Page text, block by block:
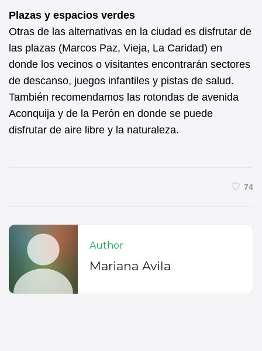
Plazas y espacios verdes
Otras de las alternativas en la ciudad es disfrutar de
las plazas (Marcos Paz, Vieja, La Caridad) en
donde los vecinos o visitantes encontrarán sectores
de descanso, juegos infantiles y pistas de salud.
También recomendamos las rotondas de avenida
Aconquija y de la Perón en donde se puede
disfrutar de aire libre y la naturaleza.
74
Author
Mariana Avila